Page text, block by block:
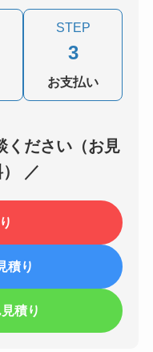
STEP
3
お支払い
ください（お見
／
積り
積り